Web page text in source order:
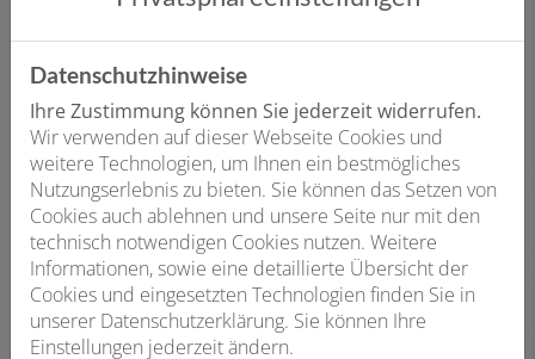
Aquamassage FULL BODY
FULL BODY verwöhnt mit einer intensiven Massage
durch kraftvolle Wasserstrahlen. Ob nach harter Arbeit
oder einem fordernden Workout – die Massage löst
Verspannungen, lockert das Bindegewebe und fördert
die Durchblutung des Körpers. Die Wasserstrahlen sind
mit Luft angereichert, wirken tief in die Haut ein und
sorgen so für ein intensives Wohlgefühl. Für den
individuellen Genuss lassen sich die Seitendüsen direkt
Datenschutzhinweise
Ihre Zustimmung können Sie jederzeit widerrufen.
Wir verwenden auf dieser Webseite Cookies und
weitere Technologien, um Ihnen ein bestmögliches
Nutzungserlebnis zu bieten. Sie können das Setzen von
Cookies auch ablehnen und unsere Seite nur mit den
technisch notwendigen Cookies nutzen. Weitere
Informationen, sowie eine detaillierte Übersicht der
Cookies und eingesetzten Technologien finden Sie in
unserer Datenschutzerklärung. Sie können Ihre
Einstellungen jederzeit ändern.